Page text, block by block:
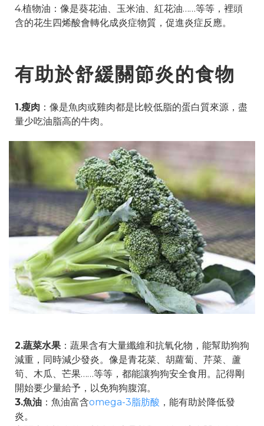
4.植物油：像是葵花油、玉米油、紅花油……等等，裡頭
含的花生四烯酸會轉化成炎症物質，促進炎症反應。
有助於舒緩關節炎的食物
1.瘦肉 ：像是魚肉或雞肉都是比較低脂的蛋白質來源，盡
量少吃油脂高的牛肉。
2.蔬菜水果 ：蔬果含有大量纖維和抗氧化物，能幫助狗狗
減重，同時減少發炎。像是青花菜、胡蘿蔔、芹菜、蘆
筍、木瓜、芒果……等等，都能讓狗狗安全食用。記得剛
開始要少量給予，以免狗狗腹瀉。
3.魚油 ：魚油富含omega-3脂肪酸 ，能有助於降低發
炎。